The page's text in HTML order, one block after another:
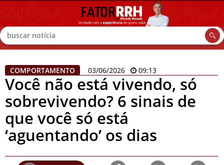
Buscar
COMPORTAMENTO 03/06/2026 09:13
Você não está vivendo, só
sobrevivendo? 6 sinais de
que você só está
‘aguentando’ os dias